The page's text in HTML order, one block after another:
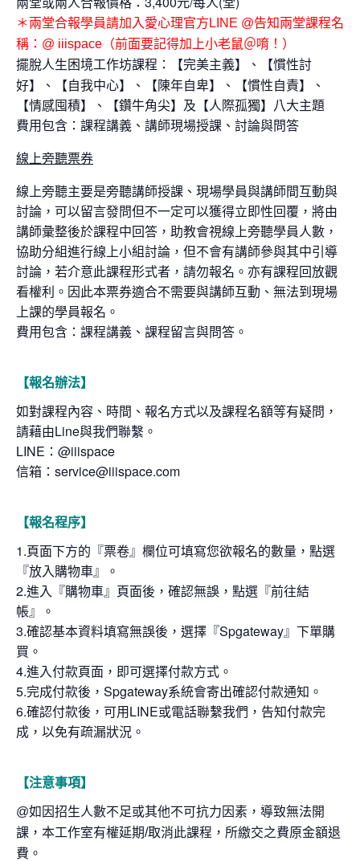
＊兩堂合報學員請加入愛心理官方 LINE @告知兩堂課程名
稱：@ iiispace（前面要記得加上小老鼠＠唷！）
擺脫人生困境工作坊課程 ：
【完美主義】、【慣性討
好】、【自我中心】、【陳年自卑】、【慣性自責】、
【情感囤積】、【鑽牛角尖】及【人際孤獨】八大主題
費用包含：課程講義、講師現場授課、討論與問答
線上旁聽票券
線上旁聽主要是旁聽講師授課、現場學員與講師間互動與
討論，可以留言發問但不一定可以獲得立即性回覆，將由
講師彙整後於課程中回答，助教會視線上旁聽學員人數，
協助分組進行線上小組討論，但不會有講師參與其中引導
討論，若介意此課程形式者，請勿報名。亦有課程回放觀
看權利。因此本票券適合不需要與講師互動、無法到現場
上課的學員報名。
費用包含：課程講義、課程留言與問答。
【報名辦法】
如對課程內容、時間、報名方式以及課程名額等有疑問，
請藉由Line與我們聯繫。
LINE：@iiispace
信箱：service@iiispace.com
【報名程序】
1.頁面下方的『票卷』欄位可填寫您欲報名的數量，點選
『放入購物車』。
2.進入『購物車』頁面後，確認無誤，點選『前往結
帳』。
3.確認基本資料填寫無誤後，選擇『Spgateway』下單購
買。
4.進入付款頁面，即可選擇付款方式。
5.完成付款後，Spgateway系統會寄出確認付款通知。
6.確認付款後，可用LINE或電話聯繫我們，告知付款完
成，以免有疏漏狀況。
【注意事項】
@如因招生人數不足或其他不可抗力因素，導致無法開
課，本工作室有權延期/取消此課程，所繳交之費原金額退
費。